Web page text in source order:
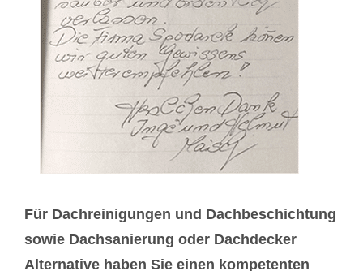
Für Dachreinigungen und Dachbeschichtung
sowie Dachsanierung oder Dachdecker
Alternative haben Sie einen kompetenten